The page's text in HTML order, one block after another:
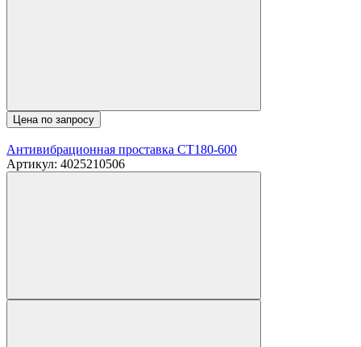
Цена по запросу
Антивибрационная проставка CT180-600
Артикул: 4025210506